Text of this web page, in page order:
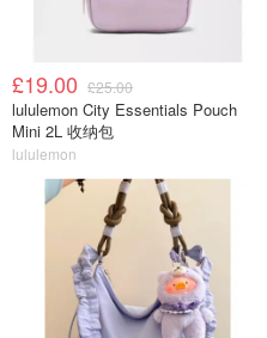
£19.00 £25.00
lululemon City Essentials Pouch
Mini 2L 收纳包
lululemon